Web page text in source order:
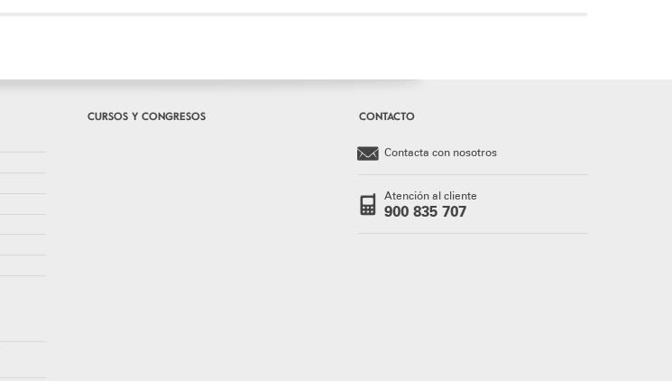
CURSOS Y CONGRESOS CONTACTO
Contacta con nosotros
Atención al cliente
900 835 707